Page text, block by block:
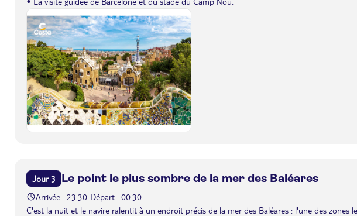
Jour 3 Le point le plus sombre de la mer des Baléares
Arrivée : 23:30-Départ : 00:30
C'est la nuit et le navire ralentit à un endroit précis de la mer des Baléares : l'une des zones